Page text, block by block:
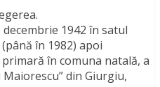
1942 în satul
în 1982) apoi
în comuna natală, a
din Giurgiu,